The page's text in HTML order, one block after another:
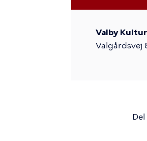
Valby
Valgårdsvej
Del